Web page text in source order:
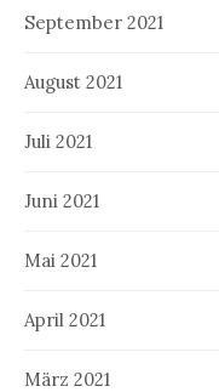
September 2021
August 2021
Juli 2021
Juni 2021
Mai 2021
April 2021
März 2021